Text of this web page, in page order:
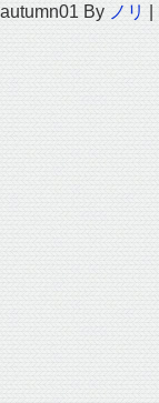
autumn01 By ノリ